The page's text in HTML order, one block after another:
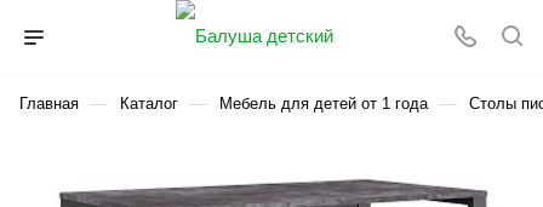
Главная — Каталог — Мебель для детей от 1 года — Столы